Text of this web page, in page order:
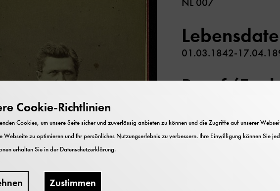
01.03.1842-
Beruf/
Inhalt
Cookie-Richtlinien
Cookies, um unsere Seite sicher und zuverlässig anbieten zu können und die Zugriffe auf unserer
Webseite zu optimieren und Ihr persönliches Nutzungserlebnis zu verbessern. Ihre Einwilligung können Sie
erhalten Sie in derDatenschutzerklärung.
Zustimmen